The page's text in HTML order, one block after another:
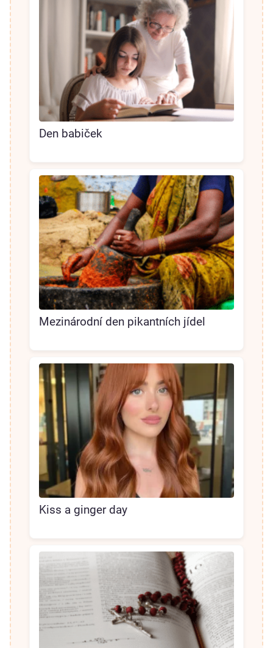
Den babiček
Mezinárodní den pikantních jídel
Kiss a ginger day